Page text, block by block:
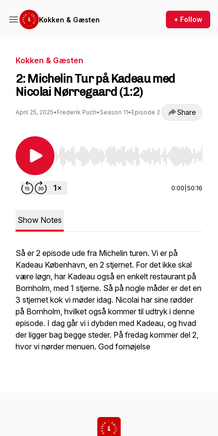
Kokken & Gæsten + Follow
Kokken & Gæsten
2: Michelin Tur på Kadeau med
Nicolai Nørregaard (1:2)
April 25, 2025• Frederik Puch• Season 11• Episode 2 Share
Use Left/Right to seek, Home/End to jump to
0:00 50:16
Show Notes
Så er 2 episode ude fra Michelin turen. Vi er på
Kadeau København, en 2 stjernet. For det ikke skal
være løgn, har Kadeau også en enkelt restaurant på
Bornholm, med 1 stjerne. Så på nogle måder er det en
3 stjernet kok vi møder idag. Nicolai har sine rødder
på Bornholm, hvilket også kommer til udtryk i denne
episode. I dag går vi i dybden med Kadeau, og hvad
der ligger bag begge steder. På fredag kommer del 2,
hvor vi nørder menuen. God fornøjelse